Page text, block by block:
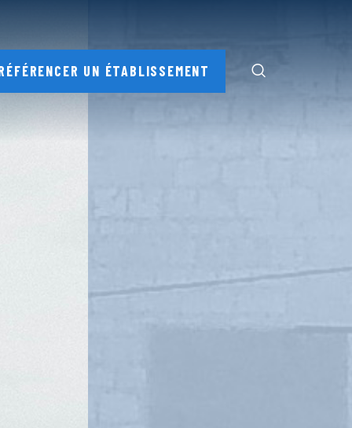
UN ÉTABLISSEMENT